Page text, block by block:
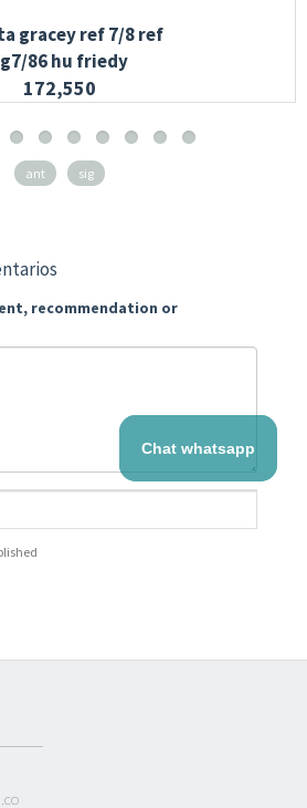
gracey ref 7/8 ref
86 hu friedy
172,550
ant sig
recommendation or
Chat whatsapp